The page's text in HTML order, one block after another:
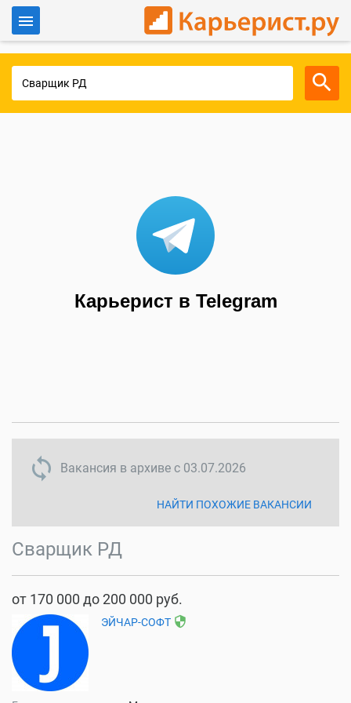
Для работодателей
Карьерист в Telegram
sync disabled
Вакансия в архиве с 03.07.2026
НАЙТИ ПОХОЖИЕ ВАКАНСИИ
Сварщик РД
от 170 000 до 200 000 руб.
ЭЙЧАР-СОФТ security